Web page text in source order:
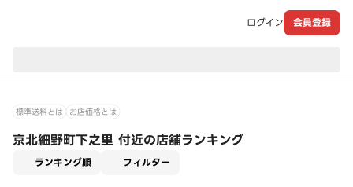
ログイン 会員登録
標準送料とは お店価格とは
京北細野町下之里 付近の店舗ランキング
ランキング順 フィルター